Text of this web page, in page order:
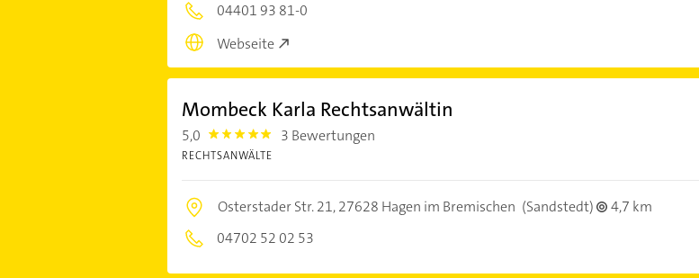
04401 93 81-0
Webseite
Mombeck Karla Rechtsanwältin
5,0 5.0 3 Bewertungen
RECHTSANWÄLTE
Osterstader Str. 21,27628 Hagen im Bremischen (Sandstedt)
4,7 km
04702 52 02 53